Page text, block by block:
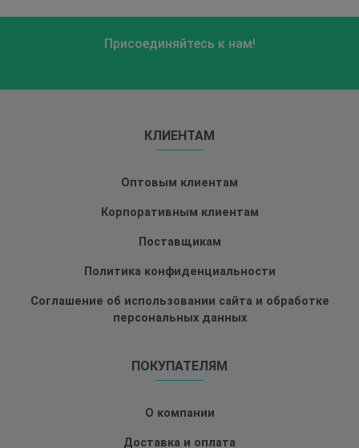
Присоединяйтесь к нам!
КЛИЕНТАМ
Оптовым клиентам
Корпоративным клиентам
Поставщикам
Политика конфиденциальности
Соглашение об использовании сайта и обработке
персональных данных
ПОКУПАТЕЛЯМ
О компании
Доставка и оплата